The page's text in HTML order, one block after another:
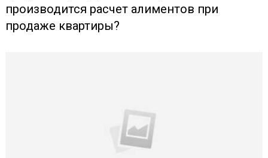
производится расчет алиментов при
продаже квартиры?